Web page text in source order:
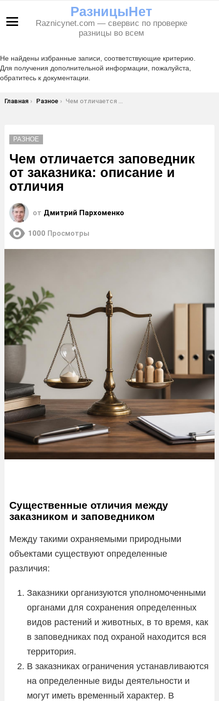
РазницыНет
Raznicynet.com — свервис по проверке
разницы во всем
Не найдены избранные записи, соответствующие критерию.
Для получения дополнительной информации, пожалуйста,
обратитесь к документации.
Вы здесь:
Главная Разное Чем отличается заповедник от заказника: описание и отличия
РАЗНОЕ
Чем отличается заповедник
от заказника: описание и
отличия
от Дмитрий Пархоменко
1000 Просмотры
Существенные отличия между
заказником и заповедником
Между такими охраняемыми природными
объектами существуют определенные
различия:
Заказники организуются уполномоченными
органами для сохранения определенных
видов растений и животных, в то время, как
в заповедниках под охраной находится вся
территория.
В заказниках ограничения устанавливаются
на определенные виды деятельности и
могут иметь временный характер. В